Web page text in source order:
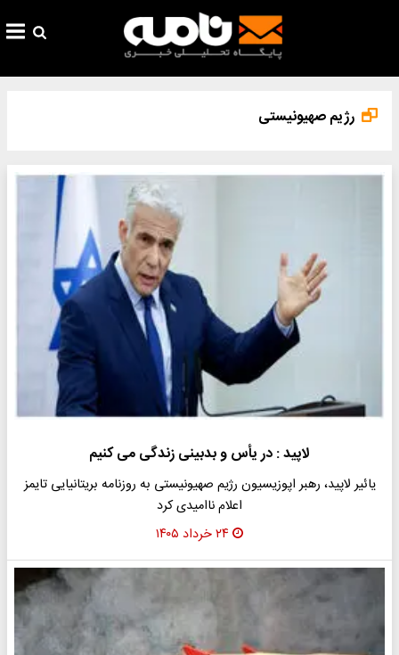
رژیم صهیونیستی
لاپید : در یأس و بدبینی زندگی می کنیم
یائیر لاپید، رهبر اپوزیسیون رژیم صهیونیستی به روزنامه بریتانیایی تایمز
اعلام ناامیدی کرد
۲۴ خرداد ۱۴۰۵